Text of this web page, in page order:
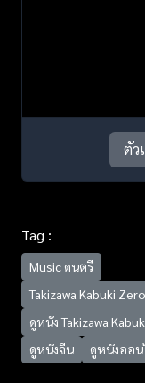
ตัว
Tag :
Music ดนตรี
Takizawa Kabuki
ดูหนัง Takizawa
ดูหนังจีน
ดูหนังออน